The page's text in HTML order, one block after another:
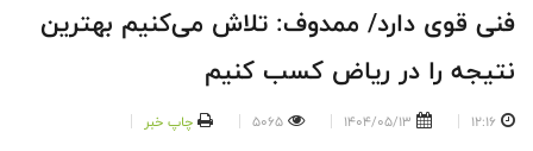
فنی قوی دارد/ ممدوف: تلاش می‌کنیم بهترین
نتیجه را در ریاض کسب کنیم
12:16
1404/05/13
5065 چاپ خبر